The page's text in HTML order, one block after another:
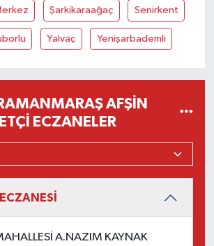
Şarkikaraağaç Senirkent
Yalvaç Yenişarbademli
AFŞIN
ECZANELER
A.NAZIM KAYNAK